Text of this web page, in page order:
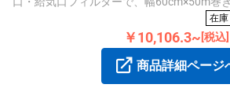
在庫
￥10,106.3~ [税込]
商品詳細ページ